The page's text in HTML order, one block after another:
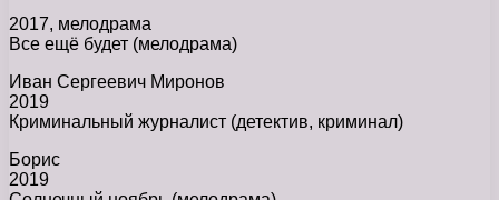
2017, мелодрама
Все ещё будет (мелодрама)
Иван Сергеевич Миронов
2019
Криминальный журналист (детектив, криминал)
Борис
2019